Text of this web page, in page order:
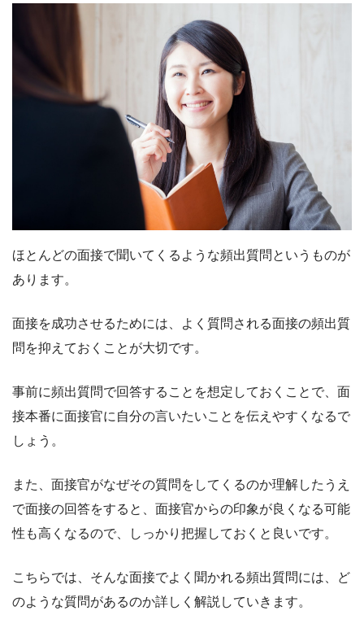
ほとんどの面接で聞いてくるような頻出質問というものが
あります。
面接を成功させるためには、よく質問される面接の頻出質
問を抑えておくことが大切です。
事前に頻出質問で回答することを想定しておくことで、面
接本番に面接官に自分の言いたいことを伝えやすくなるで
しょう。
また、面接官がなぜその質問をしてくるのか理解したうえ
で面接の回答をすると、面接官からの印象が良くなる可能
性も高くなるので、しっかり把握しておくと良いです。
こちらでは、そんな面接でよく聞かれる頻出質問には、ど
のような質問があるのか詳しく解説していきます。